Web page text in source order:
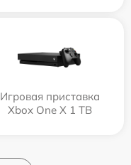
Игровая приставка
Xbox One X 1 TB